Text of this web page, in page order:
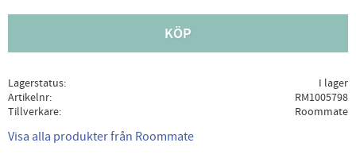
KÖP
Lagerstatus
I lager
Artikelnr
RM1005798
Tillverkare
Roommate
Visa alla produkter från Roommate